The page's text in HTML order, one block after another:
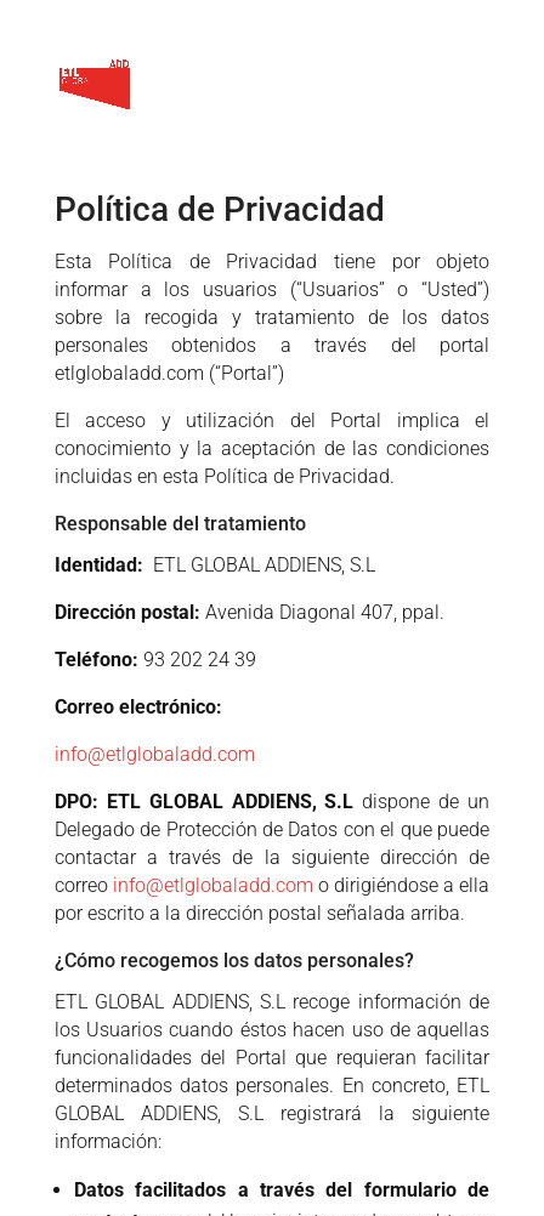
Política de Privacidad
Esta Política de Privacidad tiene por objeto
informar a los usuarios (“Usuarios” o “Usted”)
sobre la recogida y tratamiento de los datos
personales obtenidos a través del portal
etlglobaladd.com (“Portal”)
El acceso y utilización del Portal implica el
conocimiento y la aceptación de las condiciones
incluidas en esta Política de Privacidad.
Responsable del tratamiento
Identidad: ETL GLOBAL ADDIENS, S.L
Dirección postal: Avenida Diagonal 407, ppal.
Teléfono: 93 202 24 39
Correo electrónico:
info@etlglobaladd.com
DPO: ETL GLOBAL ADDIENS, S.L dispone de un
Delegado de Protección de Datos con el que puede
contactar a través de la siguiente dirección de
correo info@etlglobaladd.com o dirigiéndose a ella
por escrito a la dirección postal señalada arriba.
¿Cómo recogemos los datos personales?
ETL GLOBAL ADDIENS, S.L recoge información de
los Usuarios cuando éstos hacen uso de aquellas
funcionalidades del Portal que requieran facilitar
determinados datos personales. En concreto, ETL
GLOBAL ADDIENS, S.L registrará la siguiente
información:
Datos facilitados a través del formulario de